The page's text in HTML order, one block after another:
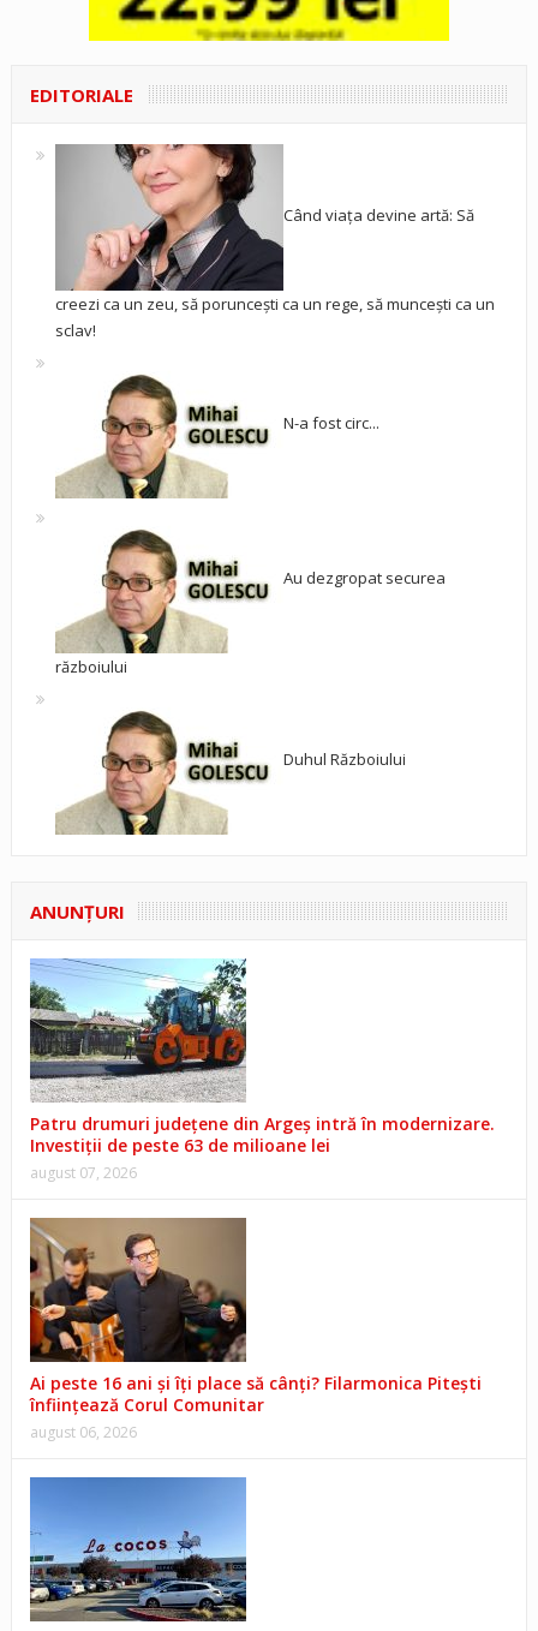
EDITORIALE
Când viața devine artă: Să
creezi ca un zeu, să poruncești ca un rege, să muncești ca un
sclav!
N-a fost circ...
Au dezgropat securea
războiului
Duhul Războiului
ANUNŢURI
Patru drumuri județene din Argeș intră în modernizare.
Investiții de peste 63 de milioane lei
august 07, 2026
Ai peste 16 ani și îți place să cânți? Filarmonica Pitești
înființează Corul Comunitar
august 06, 2026